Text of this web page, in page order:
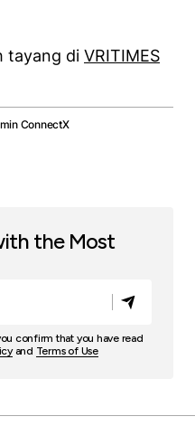
tayang di VRITIMES
ConnectX
the Most
confirm that you have read
and Terms of Use